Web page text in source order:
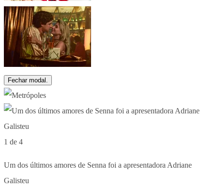
Fechar modal.
1 de 4
Um dos últimos amores de Senna foi a apresentadora Adriane
Galisteu